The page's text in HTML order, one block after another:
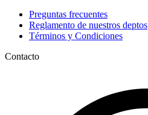
Preguntas frecuentes
Reglamento de nuestros deptos
Términos y Condiciones
Contacto